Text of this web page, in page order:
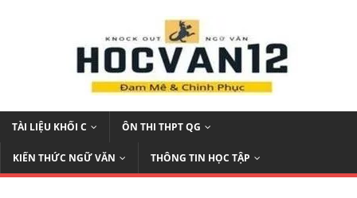
TÀI LIỆU KHỐI C ÔN THI THPT QG
KIẾN THỨC NGỮ VĂN THÔNG TIN HỌC TẬP